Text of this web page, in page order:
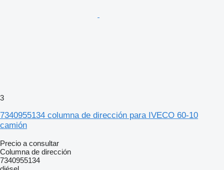
3
7340955134 columna de dirección para IVECO 60-10
camión
Precio a consultar
Columna de dirección
7340955134